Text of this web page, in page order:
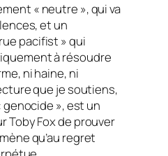
« neutre », qui va
et un
pacifist » qui
à résoudre
ni haine, ni
que je soutiens,
genocide », est un
Toby Fox de prouver
qu’au regret